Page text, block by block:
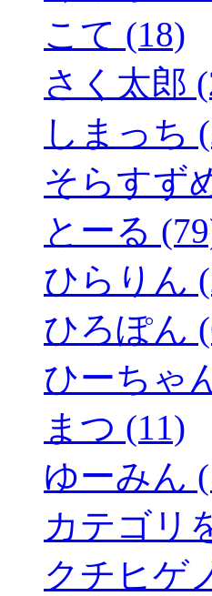
こて (18)
さく太郎
しまっち
そらすず
とーる
ひらりん
ひろぽん
ひーちゃ
まつ (11)
ゆーみん
カテゴリ
クチヒゲ